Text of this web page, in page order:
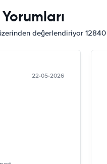
değerlendiriyor 12840
22-05-2026